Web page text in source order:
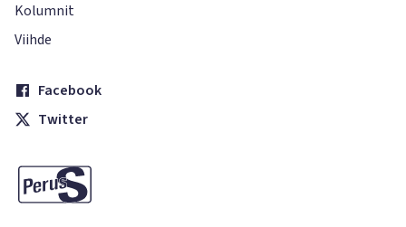
Kolumnit
Viihde
Facebook
Twitter